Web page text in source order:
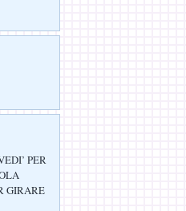
PER
GIRARE